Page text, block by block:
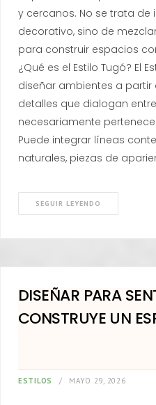
y cercanos. No se trata de
decorativo, sino de
para construir espacios
¿Qué es el Estilo Tugó? El
diseñar ambientes a
detalles que dialogan
necesariamente
Puede integrar líneas
naturales, piezas de
SEGUIR LEYENDO
DISEÑAR PARA
CONSTRUYE UN
ESTILOS MAYO 29, 2026